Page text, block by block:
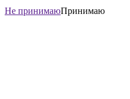
Не принимаюПринимаю